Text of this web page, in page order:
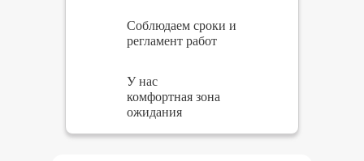
Соблюдаем сроки и
регламент работ
У нас
комфортная зона
ожидания